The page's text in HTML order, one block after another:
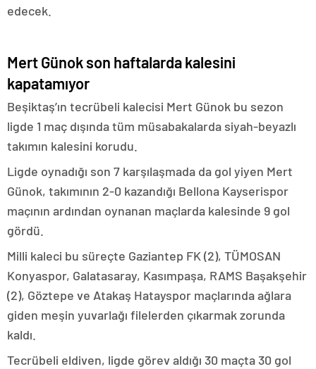
edecek.
Mert Günok son haftalarda kalesini
kapatamıyor
Beşiktaş’ın tecrübeli kalecisi Mert Günok bu sezon
ligde 1 maç dışında tüm müsabakalarda siyah-beyazlı
takımın kalesini korudu.
Ligde oynadığı son 7 karşılaşmada da gol yiyen Mert
Günok, takımının 2-0 kazandığı Bellona Kayserispor
maçının ardından oynanan maçlarda kalesinde 9 gol
gördü.
Milli kaleci bu süreçte Gaziantep FK (2), TÜMOSAN
Konyaspor, Galatasaray, Kasımpaşa, RAMS Başakşehir
(2), Göztepe ve Atakaş Hatayspor maçlarında ağlara
giden meşin yuvarlağı filelerden çıkarmak zorunda
kaldı.
Tecrübeli eldiven, ligde görev aldığı 30 maçta 30 gol